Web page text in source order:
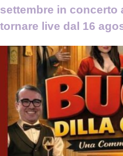
settembre in concerto
tornare live dal 16